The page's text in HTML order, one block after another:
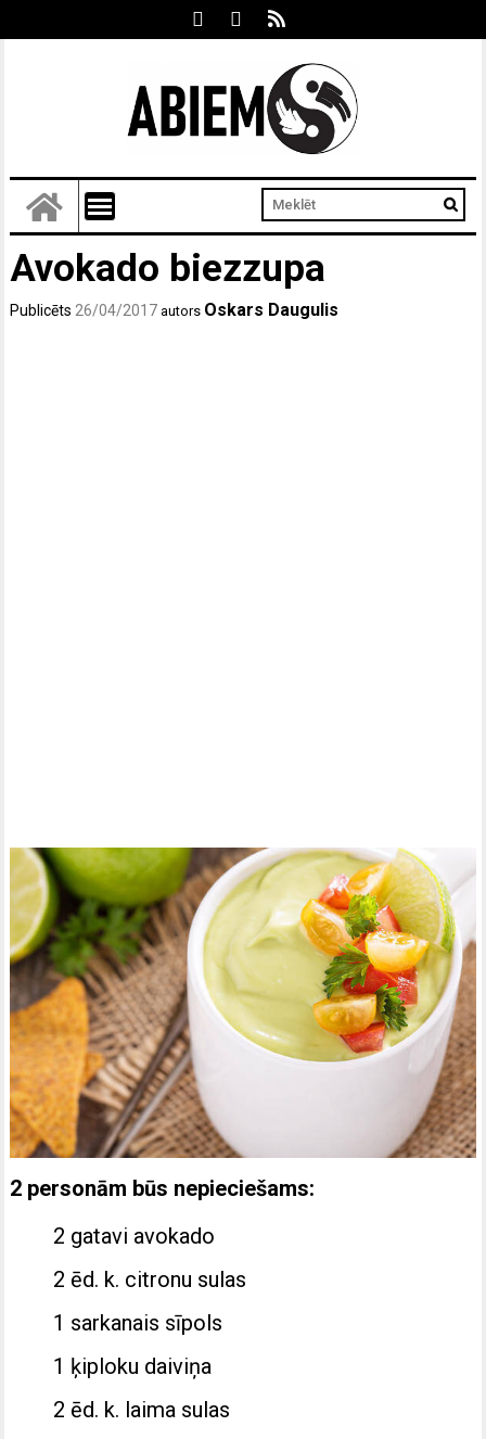
Avokado biezzupa
Publicēts 26/04/2017 autors Oskars Daugulis
2 personām būs nepieciešams:
2 gatavi avokado
2 ēd. k. citronu sulas
1 sarkanais sīpols
1 ķiploku daiviņa
2 ēd. k. laima sulas